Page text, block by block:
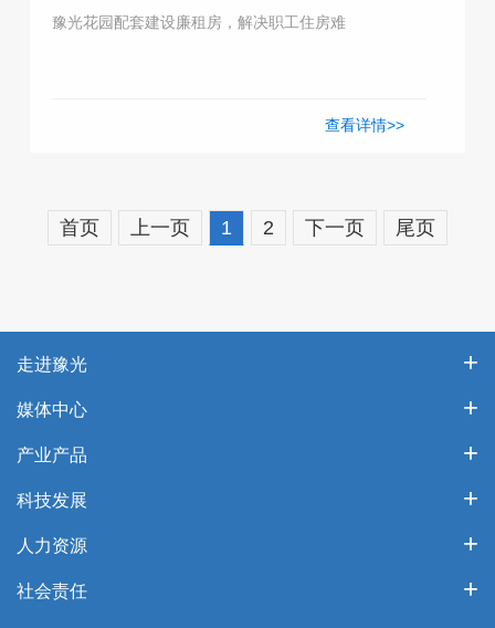
豫光花园配套建设廉租房，解决职工住房难
查看详情>>
首页 上一页 1 2 下一页 尾页
走进豫光
媒体中心
产业产品
科技发展
人力资源
社会责任